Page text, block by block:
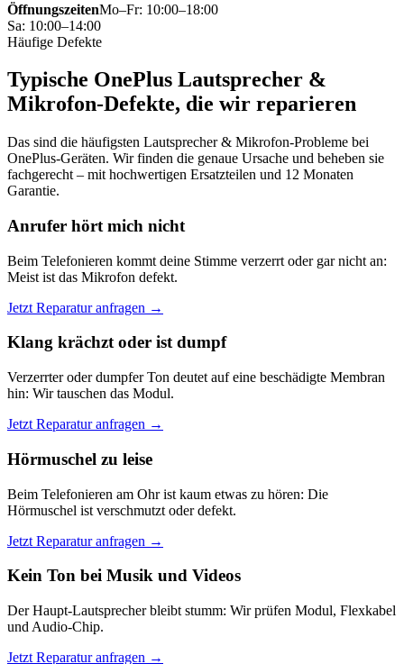
ÖffnungszeitenMo–Fr: 10:00–18:00
Sa: 10:00–14:00
Häufige Defekte
Typische OnePlus Lautsprecher &
Mikrofon-Defekte, die wir reparieren
Das sind die häufigsten Lautsprecher & Mikrofon-Probleme bei
OnePlus-Geräten. Wir finden die genaue Ursache und beheben sie
fachgerecht – mit hochwertigen Ersatzteilen und 12 Monaten
Garantie.
Anrufer hört mich nicht
Beim Telefonieren kommt deine Stimme verzerrt oder gar nicht an:
Meist ist das Mikrofon defekt.
Jetzt Reparatur anfragen →
Klang krächzt oder ist dumpf
Verzerrter oder dumpfer Ton deutet auf eine beschädigte Membran
hin: Wir tauschen das Modul.
Jetzt Reparatur anfragen →
Hörmuschel zu leise
Beim Telefonieren am Ohr ist kaum etwas zu hören: Die
Hörmuschel ist verschmutzt oder defekt.
Jetzt Reparatur anfragen →
Kein Ton bei Musik und Videos
Der Haupt-Lautsprecher bleibt stumm: Wir prüfen Modul, Flexkabel
und Audio-Chip.
Jetzt Reparatur anfragen →